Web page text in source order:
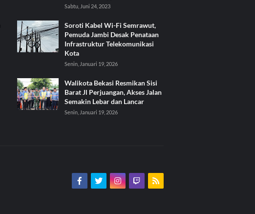
Sabtu, Juni 24, 2023
Soroti Kabel Wi-Fi Semrawut,
Pemuda Jambi Desak Penataan
Infrastruktur Telekomunikasi
Kota
Senin, Januari 19, 2026
Walikota Bekasi Resmikan Sisi
Barat Jl Perjuangan, Akses Jalan
Semakin Lebar dan Lancar
Senin, Januari 19, 2026